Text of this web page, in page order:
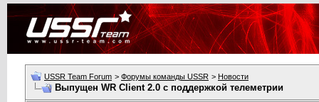
USSR Team Forum > Форумы команды USSR > Новости
Выпущен WR Client 2.0 с поддержкой телеметрии